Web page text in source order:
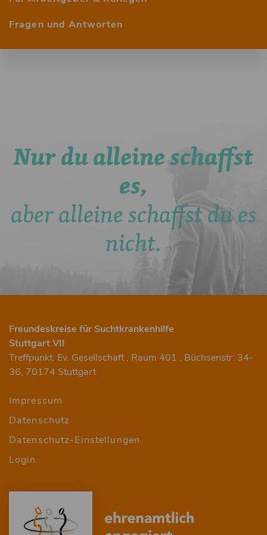
Fragen und Antworten
Nur du alleine schaffst
es,
aber alleine schaffst du es
nicht.
Freundeskreise für Suchtkrankenhilfe
Stuttgart VII
Treffpunkt: Ev. Gesellschaft , Raum 401 , Büchsenstr. 34-
36, 70174 Stuttgart
Menu
Fusszeile
HvO
Impressum
Datenschutz
Datenschutz-Einstellungen
Login